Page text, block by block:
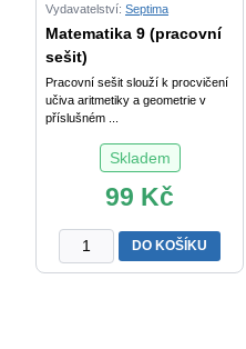
Vydavatelství: Septima
Matematika 9 (pracovní
sešit)
Pracovní sešit slouží k procvičení
učiva aritmetiky a geometrie v
příslušném ...
Skladem
99 Kč
Matematika
9
DO KOŠÍKU